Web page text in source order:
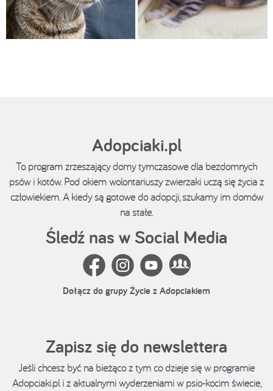
Adopciaki.pl
To program zrzeszający domy tymczasowe dla bezdomnych
psów i kotów. Pod okiem wolontariuszy zwierzaki uczą się życia z
człowiekiem. A kiedy są gotowe do adopcji, szukamy im domów
na stałe.
Śledź nas w Social Media
Dołącz do grupy Życie z Adopciakiem
Zapisz się do newslettera
Jeśli chcesz być na bieżąco z tym co dzieje się w programie
Adopciaki.pl i z aktualnymi wyderzeniami w psio-kocim świecie,